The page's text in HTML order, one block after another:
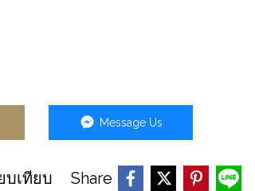
Message Us
บเทียบ Share